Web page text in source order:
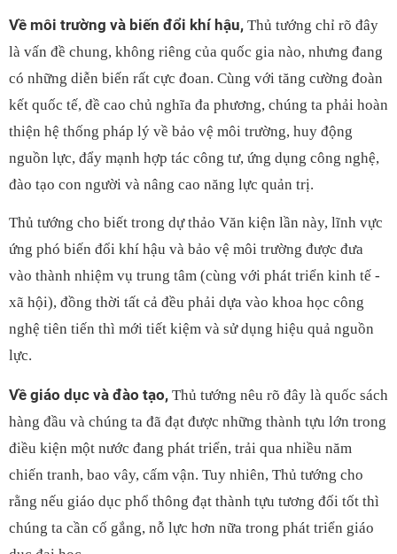
Về môi trường và biến đổi khí hậu, Thủ tướng chỉ rõ đây
là vấn đề chung, không riêng của quốc gia nào, nhưng đang
có những diễn biến rất cực đoan. Cùng với tăng cường đoàn
kết quốc tế, đề cao chủ nghĩa đa phương, chúng ta phải hoàn
thiện hệ thống pháp lý về bảo vệ môi trường, huy động
nguồn lực, đẩy mạnh hợp tác công tư, ứng dụng công nghệ,
đào tạo con người và nâng cao năng lực quản trị.
Thủ tướng cho biết trong dự thảo Văn kiện lần này, lĩnh vực
ứng phó biến đổi khí hậu và bảo vệ môi trường được đưa
vào thành nhiệm vụ trung tâm (cùng với phát triển kinh tế -
xã hội), đồng thời tất cả đều phải dựa vào khoa học công
nghệ tiên tiến thì mới tiết kiệm và sử dụng hiệu quả nguồn
lực.
Về giáo dục và đào tạo, Thủ tướng nêu rõ đây là quốc sách
hàng đầu và chúng ta đã đạt được những thành tựu lớn trong
điều kiện một nước đang phát triển, trải qua nhiều năm
chiến tranh, bao vây, cấm vận. Tuy nhiên, Thủ tướng cho
rằng nếu giáo dục phổ thông đạt thành tựu tương đối tốt thì
chúng ta cần cố gắng, nỗ lực hơn nữa trong phát triển giáo